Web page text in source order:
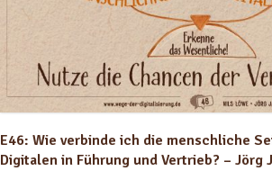
E46: Wie verbinde ich die menschliche
Digitalen in Führung und Vertrieb? – Jörg